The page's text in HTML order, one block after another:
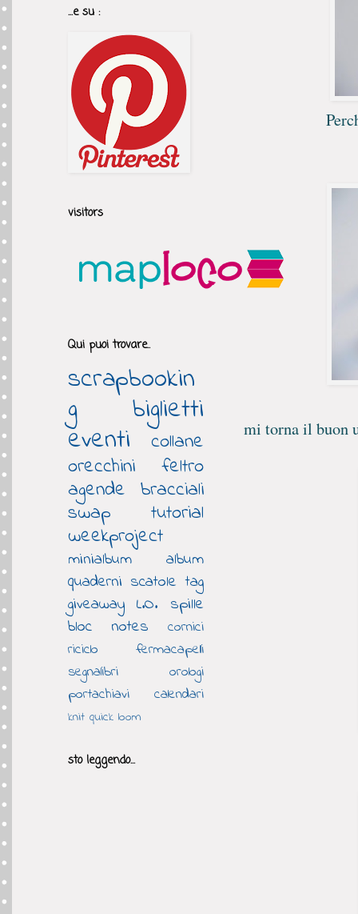
mi torna il buon
...e su :
visitors
Qui puoi trovare..
scrapbookin
g
biglietti
eventi
collane
orecchini
feltro
agende bracciali
swap
tutorial
weekproject
minialbum
album
quaderni scatole tag
giveaway L.O. spille
bloc notes
cornici
riciclo
fermacapelli
segnalibri
orologi
portachiavi
calendari
knit quick loom
sto leggendo...